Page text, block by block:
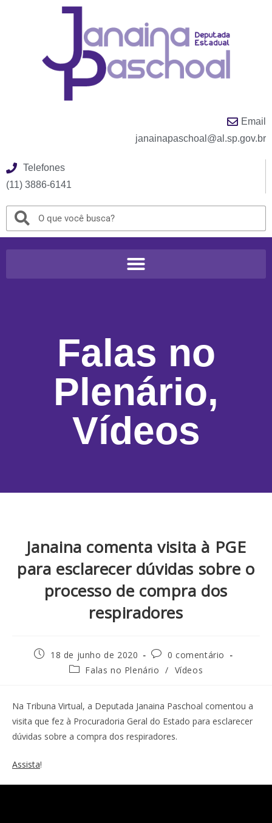
Email
janainapaschoal@al.sp.gov.br
Telefones
(11) 3886-6141
Falas no
Plenário,
Vídeos
Janaina comenta visita à PGE
para esclarecer dúvidas sobre o
processo de compra dos
respiradores
18 de junho de 2020
0 comentário
Falas no Plenário / Vídeos
Na Tribuna Virtual, a Deputada Janaina Paschoal comentou a
visita que fez à Procuradoria Geral do Estado para esclarecer
dúvidas sobre a compra dos respiradores.
Assista!